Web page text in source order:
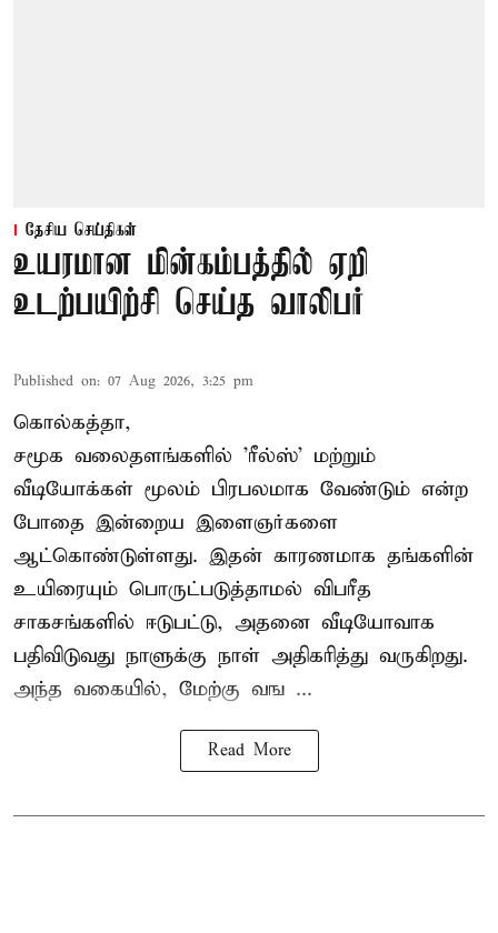
தேசிய செய்திகள்
உயரமான மின்கம்பத்தில் ஏறி
உடற்பயிற்சி செய்த வாலிபர்
Published on: 07 Aug 2026, 3:25 pm
கொல்கத்தா,
சமூக வலைதளங்களில் 'ரீல்ஸ்' மற்றும்
வீடியோக்கள் மூலம் பிரபலமாக வேண்டும் என்ற
போதை இன்றைய இளைஞர்களை
ஆட்கொண்டுள்ளது. இதன் காரணமாக தங்களின்
உயிரையும் பொருட்படுத்தாமல் விபரீத
சாகசங்களில் ஈடுபட்டு, அதனை வீடியோவாக
பதிவிடுவது நாளுக்கு நாள் அதிகரித்து வருகிறது.
அந்த வகையில், மேற்கு வங ...
Read More